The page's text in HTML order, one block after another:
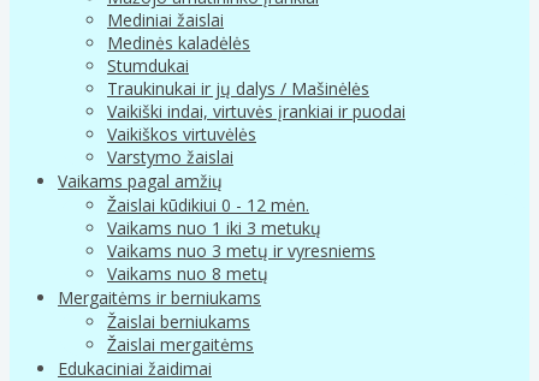
Mediniai žaislai
Medinės kaladėlės
Stumdukai
Traukinukai ir jų dalys / Mašinėlės
Vaikiški indai, virtuvės įrankiai ir puodai
Vaikiškos virtuvėlės
Varstymo žaislai
Vaikams pagal amžių
Žaislai kūdikiui 0 - 12 mėn.
Vaikams nuo 1 iki 3 metukų
Vaikams nuo 3 metų ir vyresniems
Vaikams nuo 8 metų
Mergaitėms ir berniukams
Žaislai berniukams
Žaislai mergaitėms
Edukaciniai žaidimai